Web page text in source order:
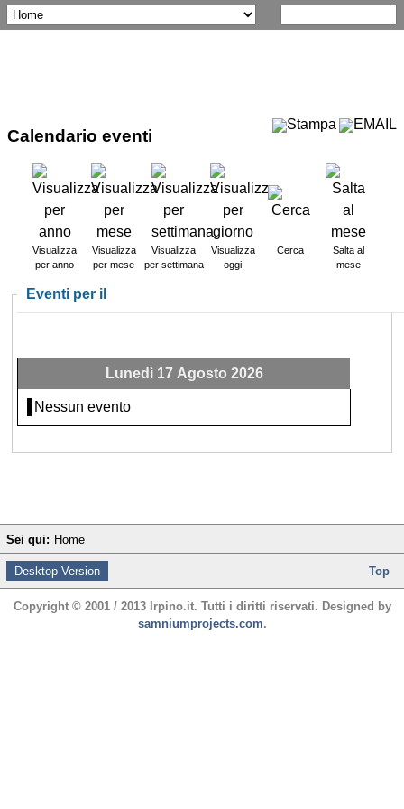
Calendario eventi
Visualizza
per anno
Visualizza
per mese
Visualizza
per settimana
Visualizza
oggi
Cerca
Salta al
mese
Eventi per il
Lunedì 17 Agosto 2026
Nessun evento
Sei qui: Home
Desktop Version Top
Copyright © 2001 / 2013 Irpino.it. Tutti i diritti riservati. Designed by
samniumprojects.com.